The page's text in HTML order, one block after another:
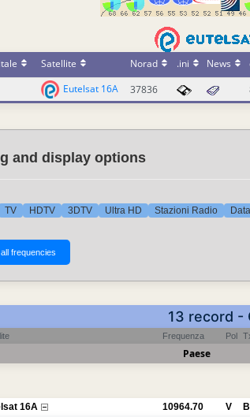
Satellite Norad .ini News
Eutelsat 16A 37836
and display options
TV HDTV 3DTV Ultra HD Stazioni Radio Data
13 record -
Frequenza Pol
Paese
16A 10964.70 V